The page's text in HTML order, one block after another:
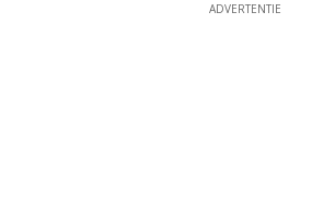
ADVERTENTIE